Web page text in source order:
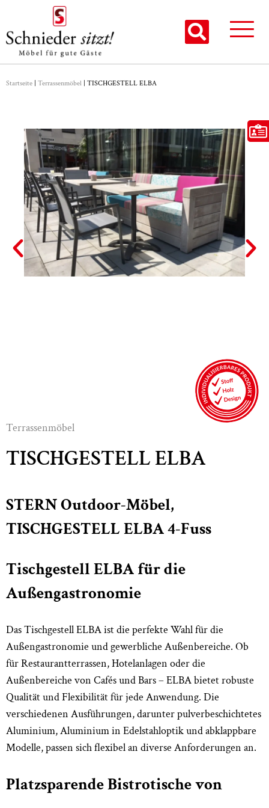
Startseite | Terrassenmöbel | TISCHGESTELL ELBA
Terrassenmöbel
TISCHGESTELL ELBA
STERN Outdoor-Möbel,
TISCHGESTELL ELBA 4-Fuss
Tischgestell ELBA für die
Außengastronomie
Das Tischgestell ELBA ist die perfekte Wahl für die
Außengastronomie und gewerbliche Außenbereiche. Ob
für Restaurantterrassen, Hotelanlagen oder die
Außenbereiche von Cafés und Bars – ELBA bietet robuste
Qualität und Flexibilität für jede Anwendung. Die
verschiedenen Ausführungen, darunter pulverbeschichtetes
Aluminium, Aluminium in Edelstahloptik und abklappbare
Modelle, passen sich flexibel an diverse Anforderungen an.
Platzsparende Bistrotische von